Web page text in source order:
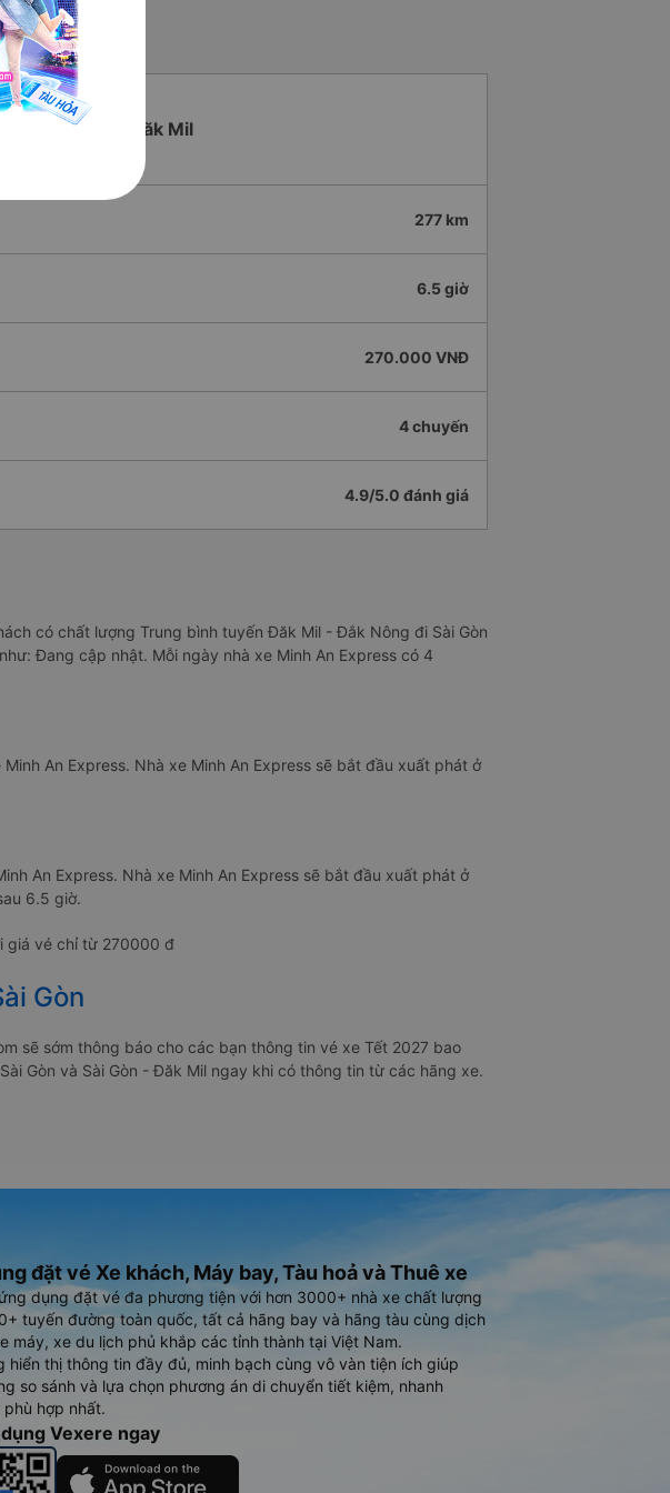
Đi Sài Gòn từ Đăk Mil
277 km
6.5 giờ
270.000 VNĐ
4 chuyến
4.9/5.0 đánh giá
có chất lượng Trung bình tuyến Đăk Mil - Đắk Nông đi Sài Gòn
Đang cập nhật. Mỗi ngày nhà xe Minh An Express có 4
An Express. Nhà xe Minh An Express sẽ bắt đầu xuất phát ở
An Express. Nhà xe Minh An Express sẽ bắt đầu xuất phát ở
6.5 giờ.
giá vé chỉ từ 270000 đ
Gòn
sẽ sớm thông báo cho các bạn thông tin vé xe Tết 2027 bao
Gòn và Sài Gòn - Đăk Mil ngay khi có thông tin từ các hãng xe.
đặt vé Xe khách, Máy bay, Tàu hoả và Thuê xe
dụng đặt vé đa phương tiện với hơn 3000+ nhà xe chất lượng
tuyến đường toàn quốc, tất cả hãng bay và hãng tàu cùng dịch
máy, xe du lịch phủ khắp các tỉnh thành tại Việt Nam.
hiển thị thông tin đầy đủ, minh bạch cùng vô vàn tiện ích giúp
so sánh và lựa chọn phương án di chuyển tiết kiệm, nhanh
hợp nhất.
Vexere ngay